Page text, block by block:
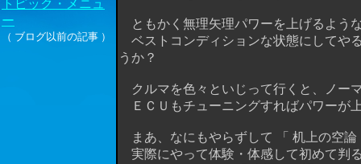
ともかく無理矢理パワーを上げるよう
ベストコンディションな状態にしてや
うか？
クルマを色々といじって行くと、ノー
ＥＣＵもチューニングすればパワーが
まあ、なにもやらずして 「 机上の空
実際にやって体験・体感して初めて判